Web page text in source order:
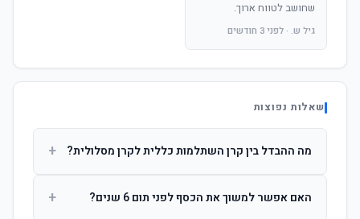
שחושב לטווח ארוך.
גיל ש. · לפני 3 חודשים
שאלות נפוצות
מה ההבדל בין קרן השתלמות כללית לקרן מסלולית? +
ההשקעות. קרן מסלולית עוקבת אחרי מדד ספציפי ומאפשרת
האם אפשר למשוך את הכסף לפני תום 6 שנים? +